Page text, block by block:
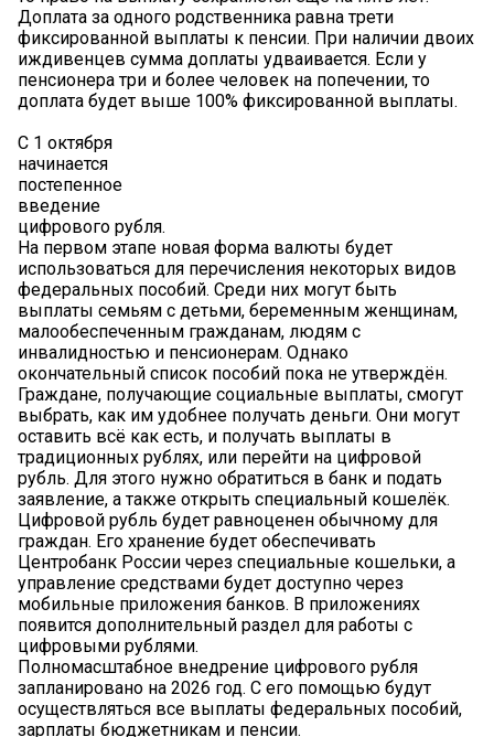
Доплата за одного родственника равна трети
фиксированной выплаты к пенсии. При наличии двоих
иждивенцев сумма доплаты удваивается. Если у
пенсионера три и более человек на попечении, то
доплата будет выше 100% фиксированной выплаты.
С 1 октября
начинается
постепенное
введение
цифрового рубля.
На первом этапе новая форма валюты будет
использоваться для перечисления некоторых видов
федеральных пособий. Среди них могут быть
выплаты семьям с детьми, беременным женщинам,
малообеспеченным гражданам, людям с
инвалидностью и пенсионерам. Однако
окончательный список пособий пока не утверждён.
Граждане, получающие социальные выплаты, смогут
выбрать, как им удобнее получать деньги. Они могут
оставить всё как есть, и получать выплаты в
традиционных рублях, или перейти на цифровой
рубль. Для этого нужно обратиться в банк и подать
заявление, а также открыть специальный кошелёк.
Цифровой рубль будет равноценен обычному для
граждан. Его хранение будет обеспечивать
Центробанк России через специальные кошельки, а
управление средствами будет доступно через
мобильные приложения банков. В приложениях
появится дополнительный раздел для работы с
цифровыми рублями.
Полномасштабное внедрение цифрового рубля
запланировано на 2026 год. С его помощью будут
осуществляться все выплаты федеральных пособий,
зарплаты бюджетникам и пенсии.